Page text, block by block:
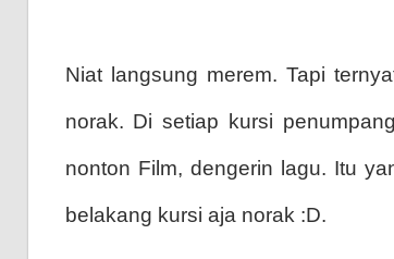
Niat langsung merem. Tapi
norak. Di setiap kursi
nonton Film, dengerin lagu. Itu
belakang kursi aja norak :D.